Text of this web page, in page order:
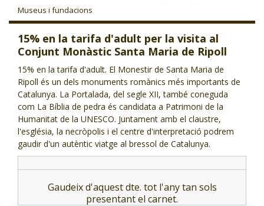
Museus i fundacions
15% en la tarifa d'adult per la visita al
Conjunt Monàstic Santa Maria de Ripoll
15% en la tarifa d'adult. El Monestir de Santa Maria de
Ripoll és un dels monuments romànics més importants de
Catalunya. La Portalada, del segle XII, també coneguda
com La Bíblia de pedra és candidata a Patrimoni de la
Humanitat de la UNESCO. Juntament amb el claustre,
l'església, la necròpolis i el centre d'interpretació podrem
gaudir d'un autèntic viatge al bressol de Catalunya.
Gaudeix d'aquest dte. tot l'any tan sols
presentant el carnet.